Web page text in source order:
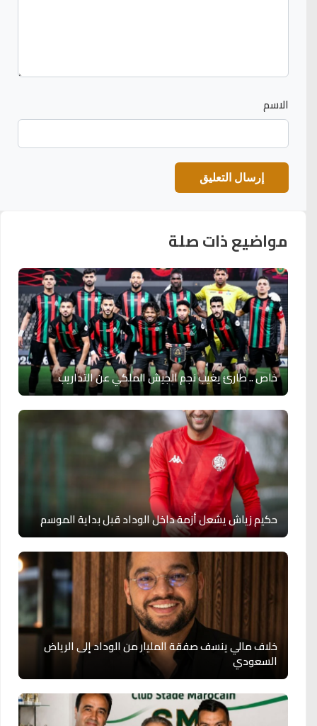
الاسم
مواضيع ذات صلة
خاص .. طارئ يغيب نجم الجيش الملكي عن التداريب
حكيم زياش يشعل أزمة داخل الوداد قبل بداية الموسم
خلاف مالي ينسف صفقة المليار من الوداد إلى الرياض
السعودي